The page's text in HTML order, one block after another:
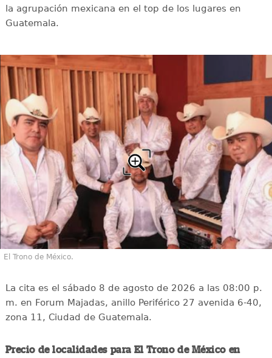
la agrupación mexicana en el top de los lugares en
Guatemala.
El Trono de México.
La cita es el sábado 8 de agosto de 2026 a las 08:00 p.
m. en Forum Majadas, anillo Periférico 27 avenida 6-40,
zona 11, Ciudad de Guatemala.
Precio de localidades para El Trono de México en